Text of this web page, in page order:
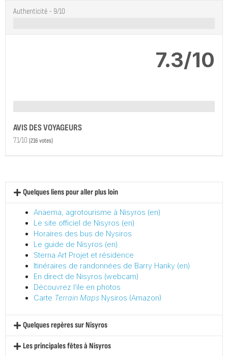
Authenticité - 9/10
7.3/10
AVIS DES VOYAGEURS
7.1/10 (216votes)
Quelques liens pour aller plus loin
Anaema, agrotourisme à Nisyros (en)
Le site officiel de Nisyros (en)
Horaires des bus de Nysiros
Le guide de Nisyros (en)
Sterna Art Projet et résidence
Itinéraires de randonnées de Barry Hanky (en)
En direct de Nisyros (webcam)
Découvrez l’ile en photos
Carte Terrain Maps Nysiros (Amazon)
Quelques repères sur Nisyros
Les principales fêtes à Nisyros